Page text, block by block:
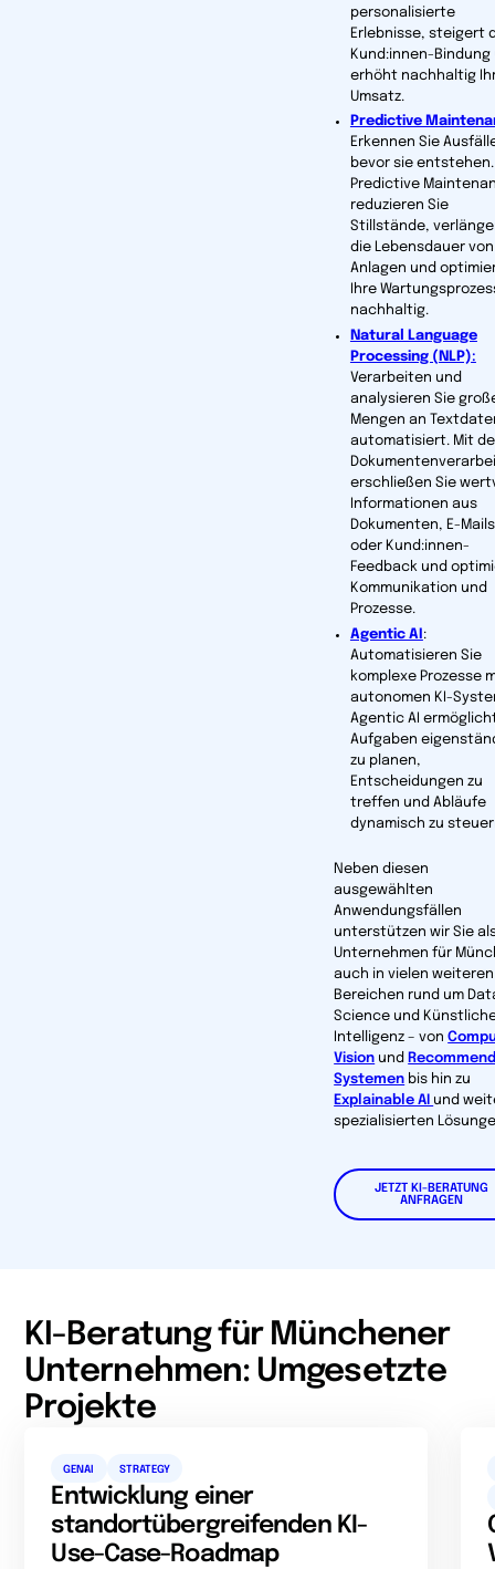
personalisierte
Erlebnisse, steigert
Kund:innen-Bindung
erhöht nachhaltig
Umsatz.
Predictive
Erkennen Sie
bevor sie
Predictive
reduzieren Sie
Stillstände,
die Lebensdauer von
Anlagen und
Ihre
nachhaltig.
Natural Language
Processing (NLP):
Verarbeiten und
analysieren Sie
Mengen an
automatisiert. Mit
erschließen Sie
Informationen aus
Dokumenten, E-Mails
oder Kund:innen-
Feedback und
Kommunikation und
Prozesse.
Agentic AI :
Automatisieren Sie
komplexe Prozesse
autonomen KI-
Agentic AI
Aufgaben
zu planen,
Entscheidungen zu
treffen und Abläufe
dynamisch zu
Neben diesen
ausgewählten
Anwendungsfällen
unterstützen wir Sie
Unter­nehmen für
auch in vielen weiteren
Bereichen rund um
Science und
Intelligenz – von
Vision und
Systemen bis hin zu
Explainable AI und
spezialisierten
JETZT KI-BERATUNG
ANFRAGEN
KI-Beratung für Münchener
Unternehmen: Umgesetzte
Projekte
GENAI STRATEGY
Entwicklung einer
standortübergreifenden KI-
Use-Case-Roadmap